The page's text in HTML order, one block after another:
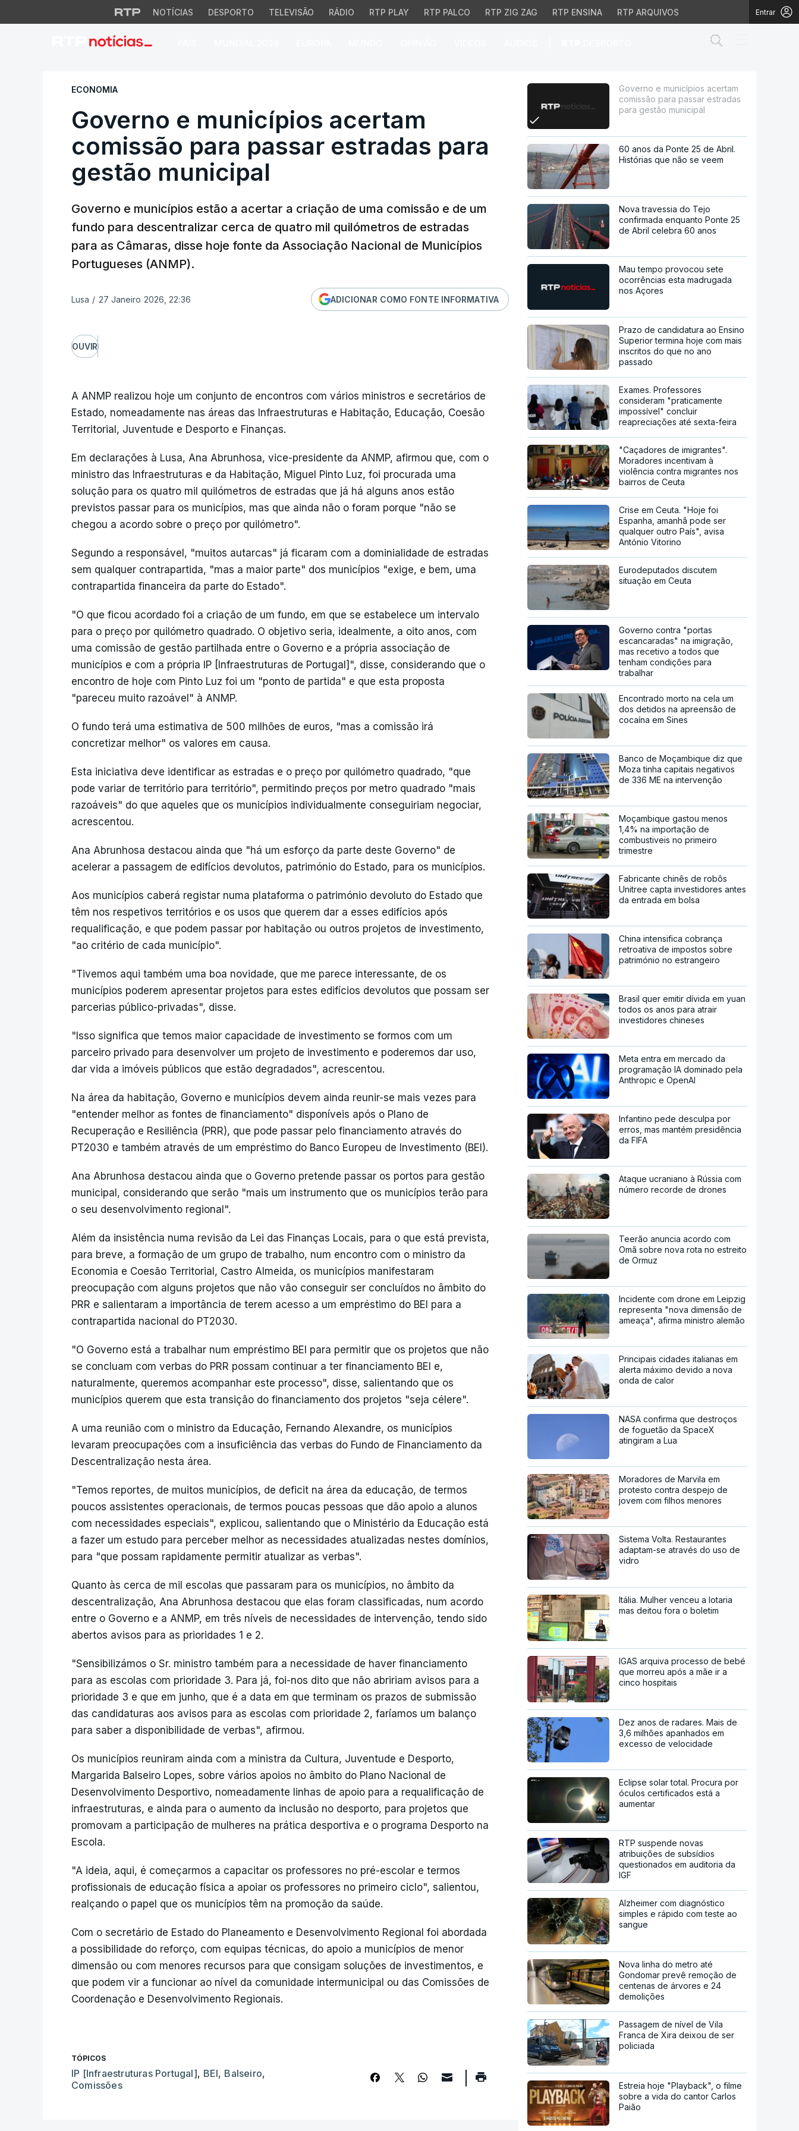
NOTÍCIAS DESPORTO TELEVISÃO RÁDIO RTP PLAY RTP PALCO RTP ZIG ZAG RTP ENSINA RTP ARQUIVOS Entrar
Governo e municípios acertam comissão para passar estradas
ECONOMIA
Governo e municípios acertam
comissão para passar estradas para
gestão municipal
Governo e municípios estão a acertar a criação de uma comissão e de um
fundo para descentralizar cerca de quatro mil quilómetros de estradas
para as Câmaras, disse hoje fonte da Associação Nacional de Municípios
Portugueses (ANMP).
Lusa / 27 Janeiro 2026, 22:36 ADICIONAR COMO FONTE INFORMATIVA
OUVIR
A ANMP realizou hoje um conjunto de encontros com vários ministros e secretários de
Estado, nomeadamente nas áreas das Infraestruturas e Habitação, Educação, Coesão
Territorial, Juventude e Desporto e Finanças.
Em declarações à Lusa, Ana Abrunhosa, vice-presidente da ANMP, afirmou que, com o
ministro das Infraestruturas e da Habitação, Miguel Pinto Luz, foi procurada uma
solução para os quatro mil quilómetros de estradas que já há alguns anos estão
previstos passar para os municípios, mas que ainda não o foram porque "não se
chegou a acordo sobre o preço por quilómetro".
Segundo a responsável, "muitos autarcas" já ficaram com a dominialidade de estradas
sem qualquer contrapartida, "mas a maior parte" dos municípios "exige, e bem, uma
contrapartida financeira da parte do Estado".
"O que ficou acordado foi a criação de um fundo, em que se estabelece um intervalo
para o preço por quilómetro quadrado. O objetivo seria, idealmente, a oito anos, com
uma comissão de gestão partilhada entre o Governo e a própria associação de
municípios e com a própria IP [Infraestruturas de Portugal]", disse, considerando que o
encontro de hoje com Pinto Luz foi um "ponto de partida" e que esta proposta
"pareceu muito razoável" à ANMP.
O fundo terá uma estimativa de 500 milhões de euros, "mas a comissão irá
concretizar melhor" os valores em causa.
Esta iniciativa deve identificar as estradas e o preço por quilómetro quadrado, "que
pode variar de território para território", permitindo preços por metro quadrado "mais
razoáveis" do que aqueles que os municípios individualmente conseguiriam negociar,
acrescentou.
Ana Abrunhosa destacou ainda que "há um esforço da parte deste Governo" de
acelerar a passagem de edifícios devolutos, património do Estado, para os municípios.
Aos municípios caberá registar numa plataforma o património devoluto do Estado que
têm nos respetivos territórios e os usos que querem dar a esses edifícios após
requalificação, e que podem passar por habitação ou outros projetos de investimento,
"ao critério de cada município".
"Tivemos aqui também uma boa novidade, que me parece interessante, de os
municípios poderem apresentar projetos para estes edifícios devolutos que possam ser
parcerias público-privadas", disse.
"Isso significa que temos maior capacidade de investimento se formos com um
parceiro privado para desenvolver um projeto de investimento e poderemos dar uso,
dar vida a imóveis públicos que estão degradados", acrescentou.
Na área da habitação, Governo e municípios devem ainda reunir-se mais vezes para
"entender melhor as fontes de financiamento" disponíveis após o Plano de
Recuperação e Resiliência (PRR), que pode passar pelo financiamento através do
PT2030 e também através de um empréstimo do Banco Europeu de Investimento (BEI).
Ana Abrunhosa destacou ainda que o Governo pretende passar os portos para gestão
municipal, considerando que serão "mais um instrumento que os municípios terão para
o seu desenvolvimento regional".
Além da insistência numa revisão da Lei das Finanças Locais, para o que está prevista,
para breve, a formação de um grupo de trabalho, num encontro com o ministro da
Economia e Coesão Territorial, Castro Almeida, os municípios manifestaram
preocupação com alguns projetos que não vão conseguir ser concluídos no âmbito do
PRR e salientaram a importância de terem acesso a um empréstimo do BEI para a
contrapartida nacional do PT2030.
"O Governo está a trabalhar num empréstimo BEI para permitir que os projetos que não
se concluam com verbas do PRR possam continuar a ter financiamento BEI e,
naturalmente, queremos acompanhar este processo", disse, salientando que os
municípios querem que esta transição do financiamento dos projetos "seja célere".
A uma reunião com o ministro da Educação, Fernando Alexandre, os municípios
levaram preocupações com a insuficiência das verbas do Fundo de Financiamento da
Descentralização nesta área.
"Temos reportes, de muitos municípios, de deficit na área da educação, de termos
poucos assistentes operacionais, de termos poucas pessoas que dão apoio a alunos
com necessidades especiais", explicou, salientando que o Ministério da Educação está
a fazer um estudo para perceber melhor as necessidades atualizadas nestes domínios,
para "que possam rapidamente permitir atualizar as verbas".
Quanto às cerca de mil escolas que passaram para os municípios, no âmbito da
descentralização, Ana Abrunhosa destacou que elas foram classificadas, num acordo
entre o Governo e a ANMP, em três níveis de necessidades de intervenção, tendo sido
abertos avisos para as prioridades 1 e 2.
"Sensibilizámos o Sr. ministro também para a necessidade de haver financiamento
para as escolas com prioridade 3. Para já, foi-nos dito que não abririam avisos para a
prioridade 3 e que em junho, que é a data em que terminam os prazos de submissão
das candidaturas aos avisos para as escolas com prioridade 2, faríamos um balanço
para saber a disponibilidade de verbas", afirmou.
Os municípios reuniram ainda com a ministra da Cultura, Juventude e Desporto,
Margarida Balseiro Lopes, sobre vários apoios no âmbito do Plano Nacional de
Desenvolvimento Desportivo, nomeadamente linhas de apoio para a requalificação de
infraestruturas, e ainda para o aumento da inclusão no desporto, para projetos que
promovam a participação de mulheres na prática desportiva e o programa Desporto na
Escola.
"A ideia, aqui, é começarmos a capacitar os professores no pré-escolar e termos
profissionais de educação física a apoiar os professores no primeiro ciclo", salientou,
realçando o papel que os municípios têm na promoção da saúde.
Com o secretário de Estado do Planeamento e Desenvolvimento Regional foi abordada
a possibilidade do reforço, com equipas técnicas, do apoio a municípios de menor
dimensão ou com menores recursos para que consigam soluções de investimentos, e
que podem vir a funcionar ao nível da comunidade intermunicipal ou das Comissões de
Coordenação e Desenvolvimento Regionais.
TÓPICOS
IP [Infraestruturas Portugal], BEI, Balseiro,
Comissões
Governo e municípios acertam
comissão para passar estradas
para gestão municipal
60 anos da Ponte 25 de Abril.
Histórias que não se veem
Nova travessia do Tejo
confirmada enquanto Ponte 25
de Abril celebra 60 anos
Mau tempo provocou sete
ocorrências esta madrugada
nos Açores
Prazo de candidatura ao Ensino
Superior termina hoje com mais
inscritos do que no ano
passado
Exames. Professores
consideram "praticamente
impossível" concluir
reapreciações até sexta-feira
"Caçadores de imigrantes".
Moradores incentivam à
violência contra migrantes nos
bairros de Ceuta
Crise em Ceuta. "Hoje foi
Espanha, amanhã pode ser
qualquer outro País", avisa
António Vitorino
Eurodeputados discutem
situação em Ceuta
Governo contra "portas
escancaradas" na imigração,
mas recetivo a todos que
tenham condições para
trabalhar
Encontrado morto na cela um
dos detidos na apreensão de
cocaína em Sines
Banco de Moçambique diz que
Moza tinha capitais negativos
de 336 ME na intervenção
Moçambique gastou menos
1,4% na importação de
combustiveis no primeiro
trimestre
Fabricante chinês de robôs
Unitree capta investidores antes
da entrada em bolsa
China intensifica cobrança
retroativa de impostos sobre
património no estrangeiro
Brasil quer emitir dívida em yuan
todos os anos para atrair
investidores chineses
Meta entra em mercado da
programação IA dominado pela
Anthropic e OpenAI
Infantino pede desculpa por
erros, mas mantém presidência
da FIFA
Ataque ucraniano à Rússia com
número recorde de drones
Teerão anuncia acordo com
Omã sobre nova rota no estreito
de Ormuz
Incidente com drone em Leipzig
representa "nova dimensão de
ameaça", afirma ministro alemão
Principais cidades italianas em
alerta máximo devido a nova
onda de calor
NASA confirma que destroços
de foguetão da SpaceX
atingiram a Lua
Moradores de Marvila em
protesto contra despejo de
jovem com filhos menores
Sistema Volta. Restaurantes
adaptam-se através do uso de
vidro
Itália. Mulher venceu a lotaria
mas deitou fora o boletim
IGAS arquiva processo de bebé
que morreu após a mãe ir a
cinco hospitais
Dez anos de radares. Mais de
3,6 milhões apanhados em
excesso de velocidade
Eclipse solar total. Procura por
óculos certificados está a
aumentar
RTP suspende novas
atribuições de subsídios
questionados em auditoria da
IGF
Alzheimer com diagnóstico
simples e rápido com teste ao
sangue
Nova linha do metro até
Gondomar prevê remoção de
centenas de árvores e 24
demolições
Passagem de nível de Vila
Franca de Xira deixou de ser
policiada
Estreia hoje "Playback", o filme
sobre a vida do cantor Carlos
Paião